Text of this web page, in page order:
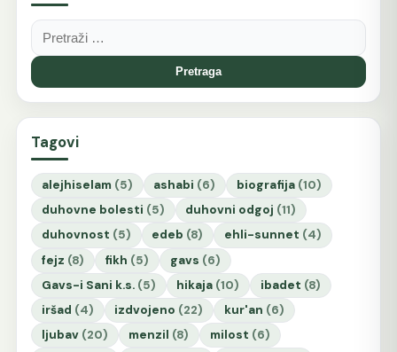
Pretraga:
Tagovi
alejhiselam (5) ashabi (6) biografija (10)
duhovne bolesti (5) duhovni odgoj (11)
duhovnost (5) edeb (8) ehli-sunnet (4)
fejz (8) fikh (5) gavs (6)
Gavs-i Sani k.s. (5) hikaja (10) ibadet (8)
iršad (4) izdvojeno (22) kur'an (6)
ljubav (20) menzil (8) milost (6)